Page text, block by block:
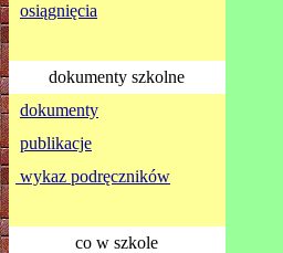
osiągnięcia
dokumenty szkolne
dokumenty
publikacje
wykaz podręczników
co w szkole